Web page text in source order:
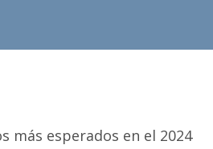
más esperados en el 2024